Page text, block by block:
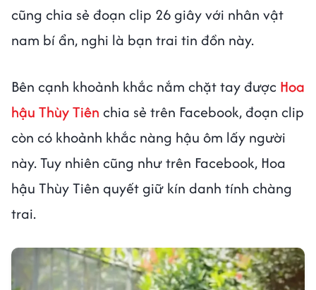
cũng chia sẻ đoạn clip 26 giây với nhân vật
nam bí ẩn, nghi là bạn trai tin đồn này.
Bên cạnh khoảnh khắc nắm chặt tay được Hoa
hậu Thùy Tiên chia sẻ trên Facebook, đoạn clip
còn có khoảnh khắc nàng hậu ôm lấy người
này. Tuy nhiên cũng như trên Facebook, Hoa
hậu Thùy Tiên quyết giữ kín danh tính chàng
trai.